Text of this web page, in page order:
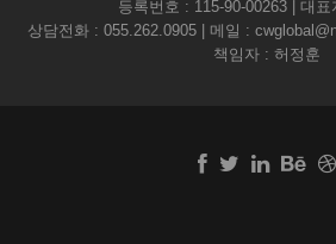
등록번호 : 115-90-00263 | 대표
상담전화 : 055.262.0905| 메일 :
책임자 : 허정훈